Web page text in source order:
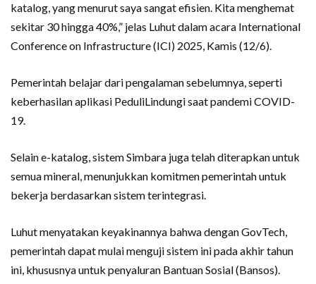
katalog, yang menurut saya sangat efisien. Kita menghemat
sekitar 30 hingga 40%,” jelas Luhut dalam acara International
Conference on Infrastructure (ICI) 2025, Kamis (12/6).
Pemerintah belajar dari pengalaman sebelumnya, seperti
keberhasilan aplikasi PeduliLindungi saat pandemi COVID-
19.
Selain e-katalog, sistem Simbara juga telah diterapkan untuk
semua mineral, menunjukkan komitmen pemerintah untuk
bekerja berdasarkan sistem terintegrasi.
Luhut menyatakan keyakinannya bahwa dengan GovTech,
pemerintah dapat mulai menguji sistem ini pada akhir tahun
ini, khususnya untuk penyaluran Bantuan Sosial (Bansos).